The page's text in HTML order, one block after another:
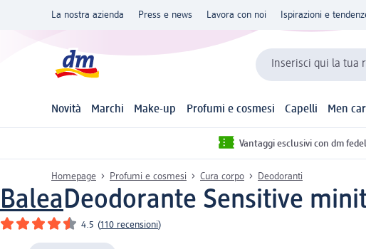
La nostra azienda Press e news Lavora con noi Ispirazioni e
Inserisci qui la tua
Novità Marchi Make-up Profumi e cosmesi Capelli Men
Vantaggi esclusivi con dm
Homepage Profumi e cosmesi Cura corpo Deodoranti
BaleaDeodorante Sensitive
4.5 (110 recensioni)